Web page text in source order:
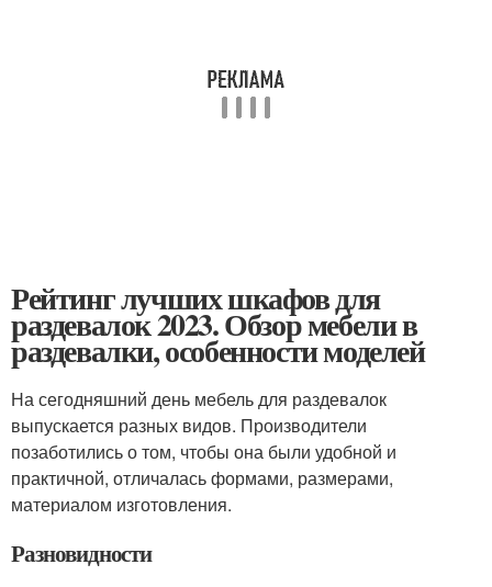
Рейтинг лучших шкафов для
раздевалок 2023. Обзор мебели в
раздевалки, особенности моделей
На сегодняшний день мебель для раздевалок
выпускается разных видов. Производители
позаботились о том, чтобы она были удобной и
практичной, отличалась формами, размерами,
материалом изготовления.
Разновидности